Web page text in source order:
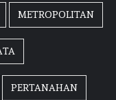
METROPOLITAN
PERTANAHAN